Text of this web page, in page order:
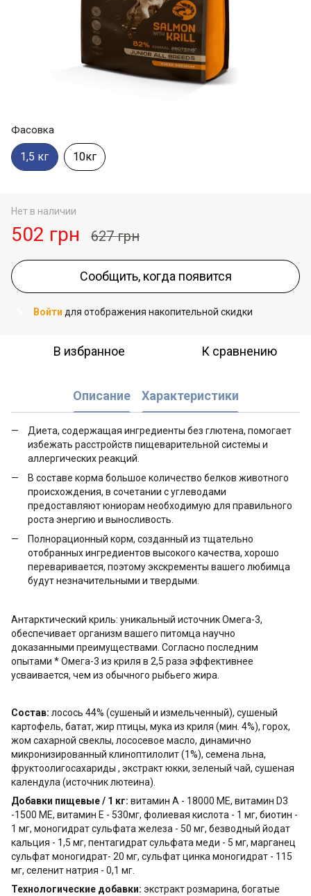
Фасовка
1,5 кг 10кг
Нет в наличии
502 грн 627 грн
Сообщить, когда появится
Войти для отображения накопительной скидки
В избранное К сравнению
Описание Характеристики
Диета, содержащая ингредиенты без глютена, помогает
избежать расстройств пищеварительной системы и
аллергических реакций.
В составе корма большое количество белков животного
происхождения, в сочетании с углеводами
предоставляют юниорам необходимую для правильного
роста энергию и выносливость.
Полнорационный корм, созданный из тщательно
отобранных ингредиентов высокого качества, хорошо
переваривается, поэтому экскременты вашего любимца
будут незначительными и твердыми.
Антарктический криль: уникальный источник Омега-3,
обеспечивает организм вашего питомца научно
доказанными преимуществами. Согласно последним
опытами * Омега-3 из криля в 2,5 раза эффективнее
усваивается, чем из обычного рыбьего жира.
Состав: лосось 44% (сушеный и измельченный), сушеный
картофель, батат, жир птицы, мука из криля (мин. 4%), горох,
жом сахарной свеклы, лососевое масло, динамично
микронизированный клиноптилолит (1%), семена льна,
фруктоолигосахариды , экстракт юкки, зеленый чай, сушеная
календула (источник лютеина).
Добавки пищевые / 1 кг: витамин A - 18000 МЕ, витамин D3
-1500 МЕ, витамин E - 530мг, фолиевая кислота - 1 мг, биотин -
1 мг, моногидрат сульфата железа - 50 мг, безводный йодат
кальция - 1,5 мг, пентагидрат сульфата меди - 5 мг, марганец
сульфат моногидрат- 20 мг, сульфат цинка моногидрат - 115
мг, селенит натрия - 0,1 мг.
Технологические добавки: экстракт розмарина, богатые